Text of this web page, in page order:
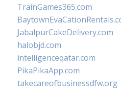
TrainGames365.com
JabalpurCakeDelivery.com
halobjd.com
intelligenceqatar.com
PikaPikaApp.com
takecareofbusinessdfw.org